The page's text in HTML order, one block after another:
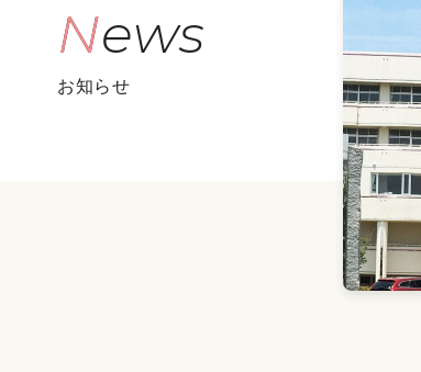
News
お知らせ